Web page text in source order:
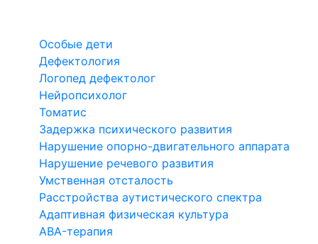
Особые дети
Дефектология
Логопед дефектолог
Нейропсихолог
Томатис
Задержка психического развития
Нарушение опорно-двигательного аппарата
Нарушение речевого развития
Умственная отсталость
Расстройства аутистического спектра
Адаптивная физическая культура
ABA-терапия